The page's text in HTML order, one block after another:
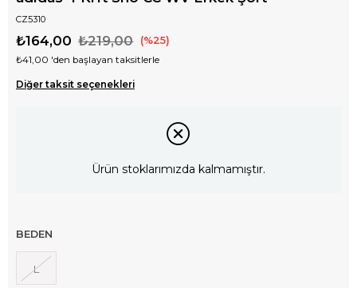
CZ5310
₺219,00
₺164,00 25
₺41,00 'den başlayan taksitlerle
Diğer taksit seçenekleri
Ürün stoklarımızda kalmamıştır.
BEDEN
L